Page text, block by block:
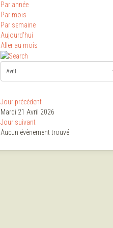
Par année
Par mois
Par semaine
Aujourd'hui
Aller au mois
Jour précédent
Mardi 21 Avril 2026
Jour suivant
Aucun évènement trouvé